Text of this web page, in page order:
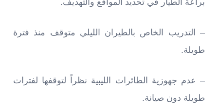
– التدريب الخاص بالطيران الليلي متوقف منذ فترة
طويلة.
– عدم جهوزية الطائرات الليبية نظراً لتوقفها لفترات
طويلة دون صيانة.